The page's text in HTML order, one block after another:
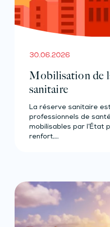
30.06.2026
Mobilisation de
sanitaire
La réserve sanitaire
professionnels de
mobilisables par l’État
renfort,…